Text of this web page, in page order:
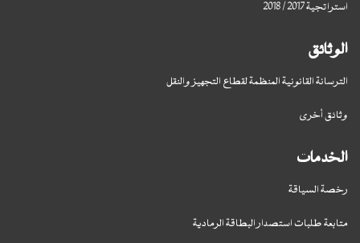
استراتجية 2017 / 2018
الوثائق
الترسانة القانونية المنظمة لقطاع التجهيز والنقل
وثائق أخرى
الخدمات
رخصة السياقة
متابعة طلبات استصدار البطاقة الرمادية